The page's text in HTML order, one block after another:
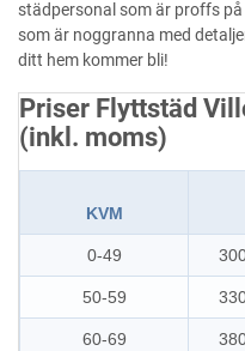
städpersonal som är proffs
som är noggranna med
ditt hem kommer bli!
Priser Flyttstäd
(inkl. moms)
KVM
0-49
50-59
60-69